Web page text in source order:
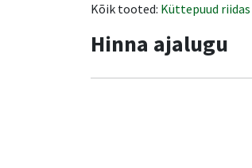
Kõik tooted: Küttepuud riidas
Hinna ajalugu